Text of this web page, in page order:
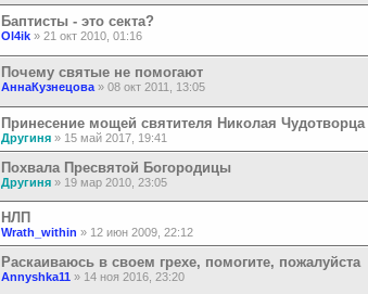
Баптисты - это секта?
Ol4ik » 21 окт 2010, 01:16
Почему святые не помогают
АннаКузнецова » 08 окт 2011, 13:05
Принесение мощей святителя Николая Чудотворца
Другиня » 15 май 2017, 19:41
Похвала Пресвятой Богородицы
Другиня » 19 мар 2010, 23:05
НЛП
Wrath_within » 12 июн 2009, 22:12
Раскаиваюсь в своем грехе, помогите, пожалуйста
Annyshka11 » 14 ноя 2016, 23:20